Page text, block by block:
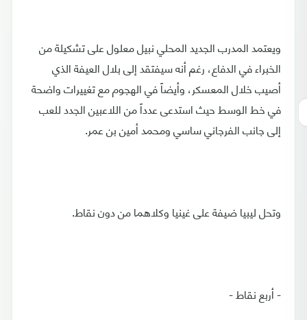
ويعتمد المدرب الجديد المحلي نبيل معلول على تشكيلة من
الخبراء في الدفاع، رغم أنه سيفتقد إلى بلال العيفة الذي
أصيب خلال المعسكر، وأيضاً في الهجوم مع تغييرات واضحة
في خط الوسط حيث استدعى عدداً من اللاعبين الجدد للعب
إلى جانب الفرجاني ساسي ومحمد أمين بن عمر.
وتحل ليبيا ضيفة على غينيا وكلاهما من دون نقاط.
- أربع نقاط -